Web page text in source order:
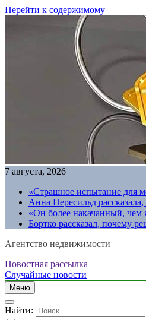
Перейти к содержимому
7 августа, 2026
«Страшное испытание для
Анна Пересильд
«Он более накачанный,
Бортко рассказал, почему
Агентство недвижимости
Новостная рассылка
Случайные новости
Меню
Найти: